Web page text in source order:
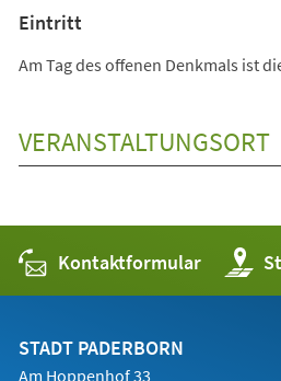
Eintritt
Am Tag des offenen Denkmals ist
VERANSTALTUNGSORT
Kontaktformular
in
einem
STADT PADERBORN
Am Hoppenhof 33